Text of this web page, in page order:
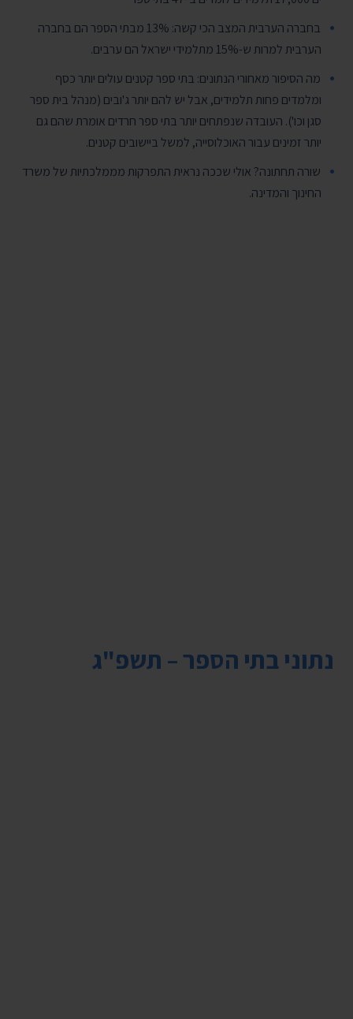
בחברה הערבית המצב הכי קשה: 13% מבתי הספר הם בחברה
הערבית למרות ש-15% מתלמידי ישראל הם ערבים.
מה הסיפור מאחורי הנתונים: בתי ספר קטנים עולים יותר כסף
ומלמדים פחות תלמידים, אבל יש להם יותר ג'ובים (מנהל בית ספר
סגן וכו'). העובדה שנפתחים יותר בתי ספר חרדים אומרת שהם גם
יותר זמינים עבור האוכלוסייה, למשל ביישובים קטנים.
שורה תחתונה? אולי שככה נראית התפרקות מממלכתיות של משרד
החינוך והמדינה.
נתוני בתי הספר – תשפ"ג